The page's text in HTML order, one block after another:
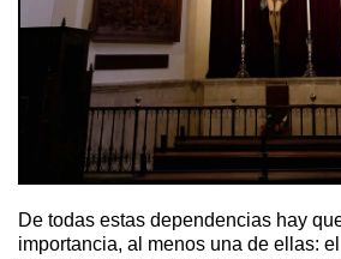
De todas estas dependencias hay
importancia, al menos una de ellas: